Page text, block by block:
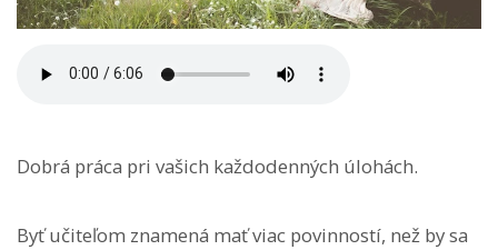
Dobrá práca pri vašich každodenných úlohách.
Byť učiteľom znamená mať viac povinností, než by sa